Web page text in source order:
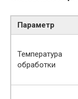
Параметр
Температура
обработки